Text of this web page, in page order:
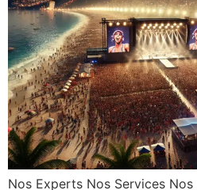
Nos Experts Nos Services